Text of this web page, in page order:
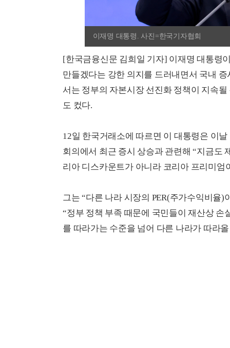
이재명 대통령. 사진=한국기자협회
[한국금융신문 김희일 기자] 이재명 대통령
만들겠다는 강한 의지를 드러내면서 국내
서는 정부의 자본시장 선진화 정책이 지속
도 컸다.
12일 한국거래소에 따르면 이 대통령은 이
회의에서 최근 증시 상승과 관련해 “지금도
리아 디스카운트가 아니라 코리아 프리미엄
그는 “다른 나라 시장의 PER(주가수익비율)
“정부 정책 부족 때문에 국민들이 재산상 손
를 따라가는 수준을 넘어 다른 나라가 따라